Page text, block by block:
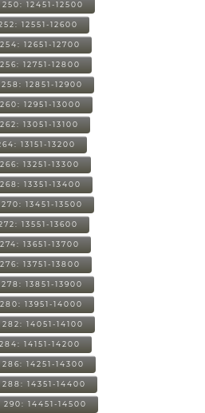
250: 12451-12500
12551-12600
254: 12651-12700
256: 12751-12800
258: 12851-12900
260: 12951-13000
262: 13051-13100
13151-13200
266: 13251-13300
268: 13351-13400
270: 13451-13500
13551-13600
274: 13651-13700
276: 13751-13800
278: 13851-13900
280: 13951-14000
282: 14051-14100
284: 14151-14200
286: 14251-14300
288: 14351-14400
290: 14451-14500